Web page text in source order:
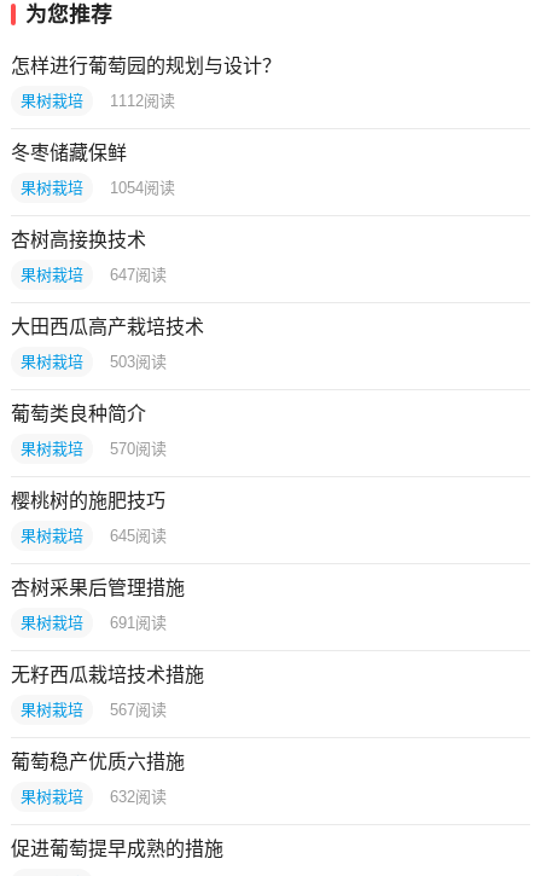
为您推荐
怎样进行葡萄园的规划与设计？
果树栽培 1112阅读
冬枣储藏保鲜
果树栽培 1054阅读
杏树高接换技术
果树栽培 647阅读
大田西瓜高产栽培技术
果树栽培 503阅读
葡萄类良种简介
果树栽培 570阅读
樱桃树的施肥技巧
果树栽培 645阅读
杏树采果后管理措施
果树栽培 691 阅读
无籽西瓜栽培技术措施
果树栽培 567阅读
葡萄稳产优质六措施
果树栽培 632阅读
促进葡萄提早成熟的措施